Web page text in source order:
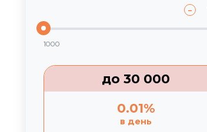
-
1000
до30 000
0.01%
в день